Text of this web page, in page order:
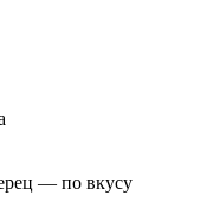
— по вкусу